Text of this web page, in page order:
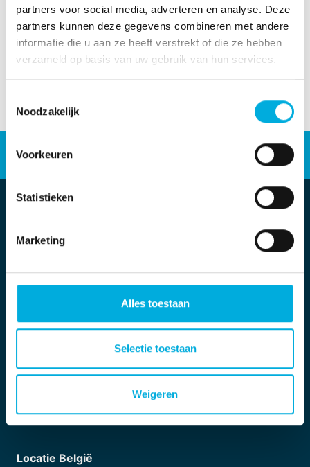
partners voor social media, adverteren en analyse. Deze
partners kunnen deze gegevens combineren met andere
informatie die u aan ze heeft verstrekt of die ze hebben
verzameld op basis van uw gebruik van hun services.
Noodzakelijk
Voorkeuren
Statistieken
Marketing
Alles toestaan
Selectie toestaan
Weigeren
Download als PDF Download als PDF
Werken bij
Stolwijkstraat 33
3079 DN Rotterdam
+31 (0)10 - 292 87 87
info.appliedtechnologies@batenburg.nl
Locatie België